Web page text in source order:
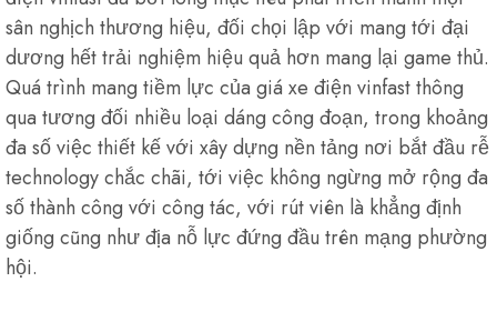
sân nghịch thương hiệu, đối chọi lập với mang tới đại
dương hết trải nghiệm hiệu quả hơn mang lại game thủ.
Quá trình mang tiềm lực của giá xe điện vinfast thông
qua tương đối nhiều loại dáng công đoạn, trong khoảng
đa số việc thiết kế với xây dựng nền tảng nơi bắt đầu rễ
technology chắc chãi, tới việc không ngừng mở rộng đa
số thành công với công tác, với rút viên là khẳng định
giống cũng như địa nỗ lực đứng đầu trên mạng phường
hội.